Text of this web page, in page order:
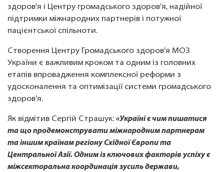
здоров'я і Центру громадського здоров'я, надійної
підтримки міжнародних партнерів і потужної
пацієнтської спільноти.
Створення Центру Громадського здоров’я МОЗ
України є важливим кроком та одним із головних
етапів впровадження комплексної реформи з
удосконалення та оптимізації системи громадського
здоров'я.
Як відмітив Сергій Страшук: «Україні є чим пишатися
та що продемонструвати міжнародним партнерам
та іншим країнам регіону Східної Європи та
Центральної Азії. Одним із ключових факторів успіху є
міжсекторальна координація зусиль держави,